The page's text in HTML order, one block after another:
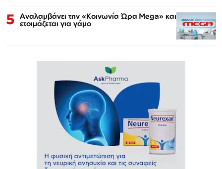
5 Αναλαμβάνει την «Κοινωνία Ώρα Mega» και
ετοιμάζεται για γάμο